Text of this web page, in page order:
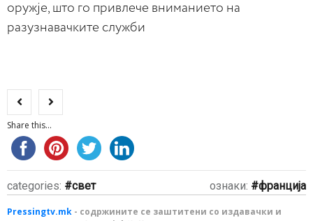
оружје, што го привлече вниманието на
разузнавачките служби
Share this...
categories: свет ознаки: франција
Pressingtv.mk - содржините се заштитени со издавачки и